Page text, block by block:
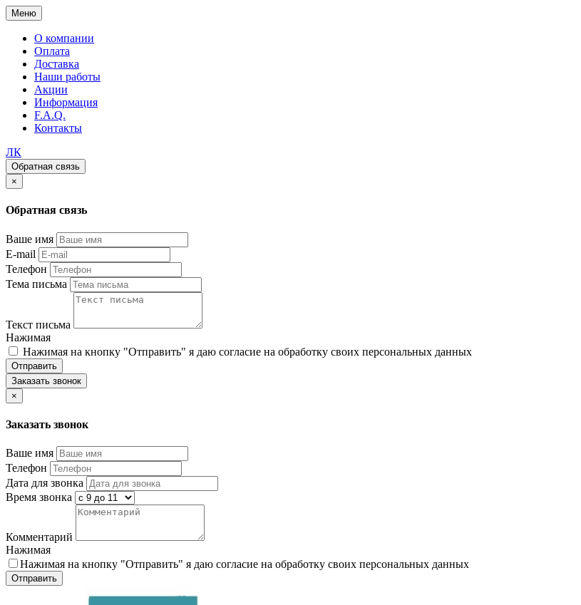
Меню
О компании
Оплата
Доставка
Наши работы
Акции
Информация
F.A.Q.
Контакты
ЛК
Обратная связь
×
Обратная связь
Ваше имя
E-mail
Телефон
Тема письма
Текст письма
Нажимая
Нажимая на кнопку "Отправить" я даю согласие на обработку своих персональных данных
Отправить
Заказать звонок
×
Заказать звонок
Ваше имя
Телефон
Дата для звонка
Время звонка
Комментарий
Нажимая
Нажимая на кнопку "Отправить" я даю согласие на обработку своих персональных данных
Отправить